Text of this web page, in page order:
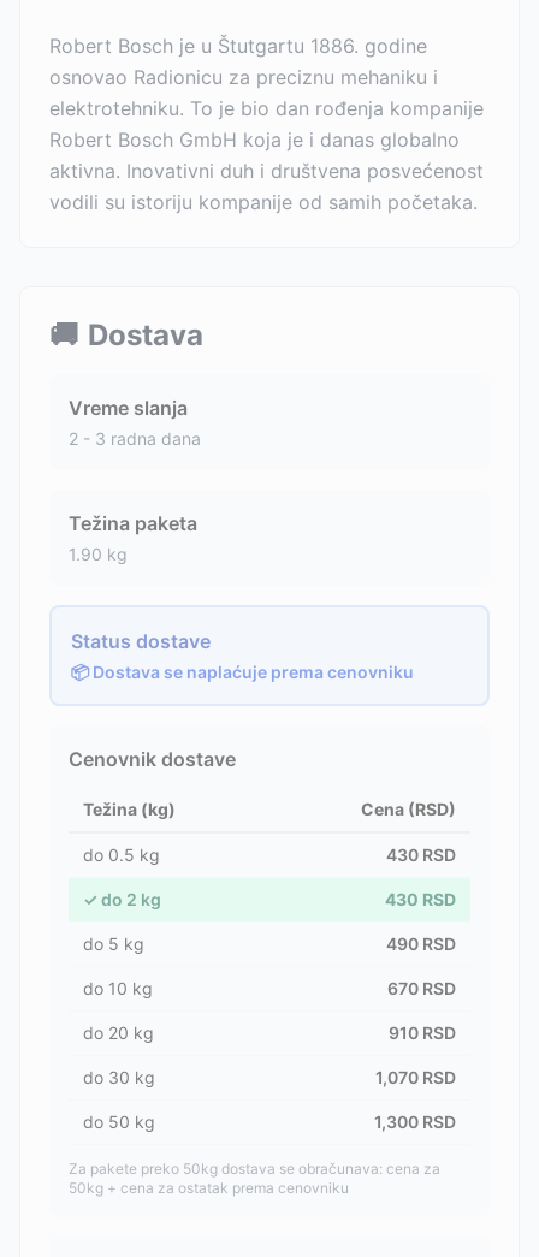
Robert Bosch je u Štutgartu 1886. godine
osnovao Radionicu za preciznu mehaniku i
elektrotehniku. To je bio dan rođenja kompanije
Robert Bosch GmbH koja je i danas globalno
aktivna. Inovativni duh i društvena posvećenost
vodili su istoriju kompanije od samih početaka.
🚚 Dostava
Vreme slanja
2 - 3 radna dana
Težina paketa
1.90 kg
Status dostave
📦 Dostava se naplaćuje prema cenovniku
Cenovnik dostave
Težina (kg) Cena (RSD)
do 0.5 kg 430 RSD
✓ do 2 kg 430 RSD
do 5 kg 490 RSD
do 10 kg 670 RSD
do 20 kg 910 RSD
do 30 kg 1,070 RSD
do 50 kg 1,300 RSD
Za pakete preko 50kg dostava se obračunava: cena za
50kg + cena za ostatak prema cenovniku